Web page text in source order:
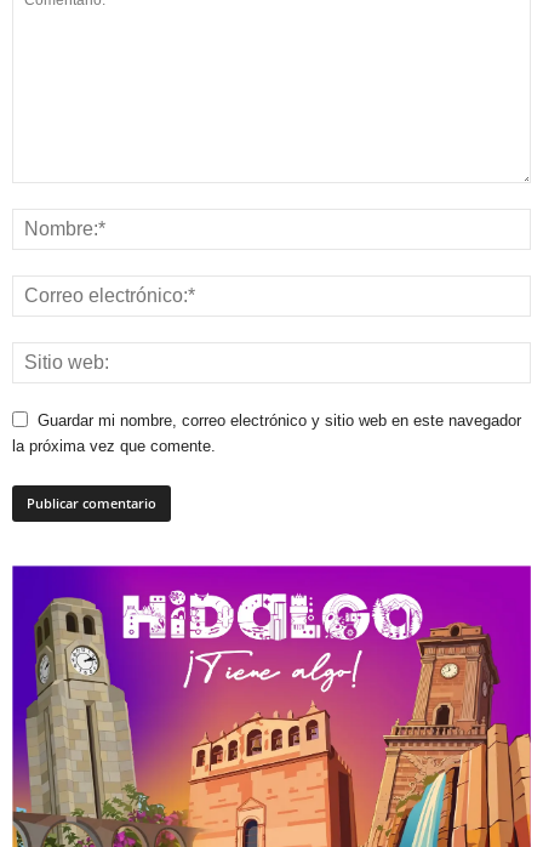
Guardar mi nombre, correo electrónico y sitio web en este navegador
la próxima vez que comente.